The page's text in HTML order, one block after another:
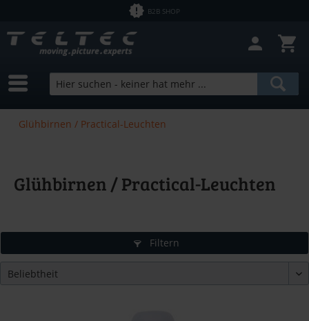
B2B SHOP
Glühbirnen / Practical-Leuchten
Glühbirnen / Practical-Leuchten
Filtern